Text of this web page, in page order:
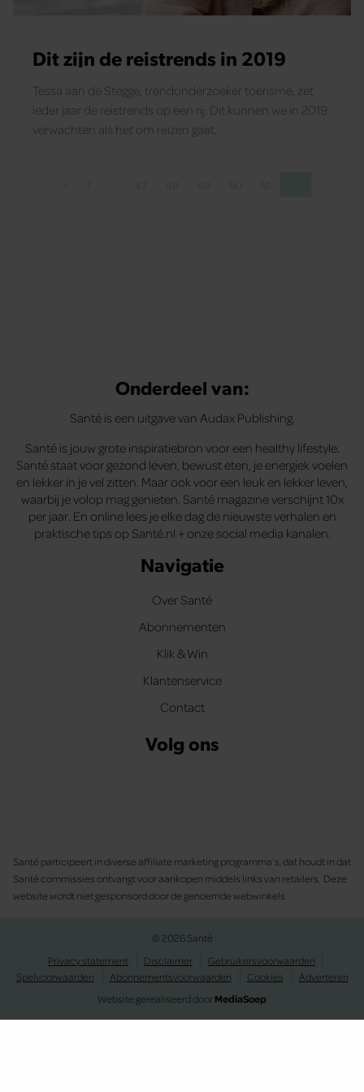
verzameld op basis van uw gebruik van hun services. U
gebruiken.
Dit zijn de reistrends in 2019
Tessa aan de Stegge, trendonderzoeker toerisme, zet
ieder jaar de reistrends op een rij. Dit kunnen we in 2019
verwachten als het om reizen gaat.
Onderdeel van:
Santé is een uitgave van Audax Publishing.
Santé is jouw grote inspiratiebron voor een healthy lifestyle.
Santé staat voor gezond leven, bewust eten, je energiek voelen
en lekker in je vel zitten. Maar ook voor een leuk en lekker leven,
waarbij je volop mag genieten. Santé magazine verschijnt 10x
per jaar. En online lees je elke dag de nieuwste verhalen en
praktische tips op Santé.nl + onze social media kanalen.
Navigatie
Over Santé
Abonnementen
Klik & Win
Klantenservice
Contact
Volg ons
Santé participeert in diverse affiliate marketing programma’s, dat houdt in dat
Santé commissies ontvangt voor aankopen middels links van retailers. Deze
website wordt niet gesponsord door de genoemde webwinkels.
© 2026 Santé
Privacy statement
Disclaimer
Gebruikersvoorwaarden
Spelvoorwaarden
Abonnementsvoorwaarden Cookies
Adverteren
Website gerealiseerd doorMediaSoep